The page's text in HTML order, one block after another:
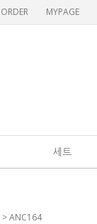
ORDER MYPAGE
세트
> ANC164